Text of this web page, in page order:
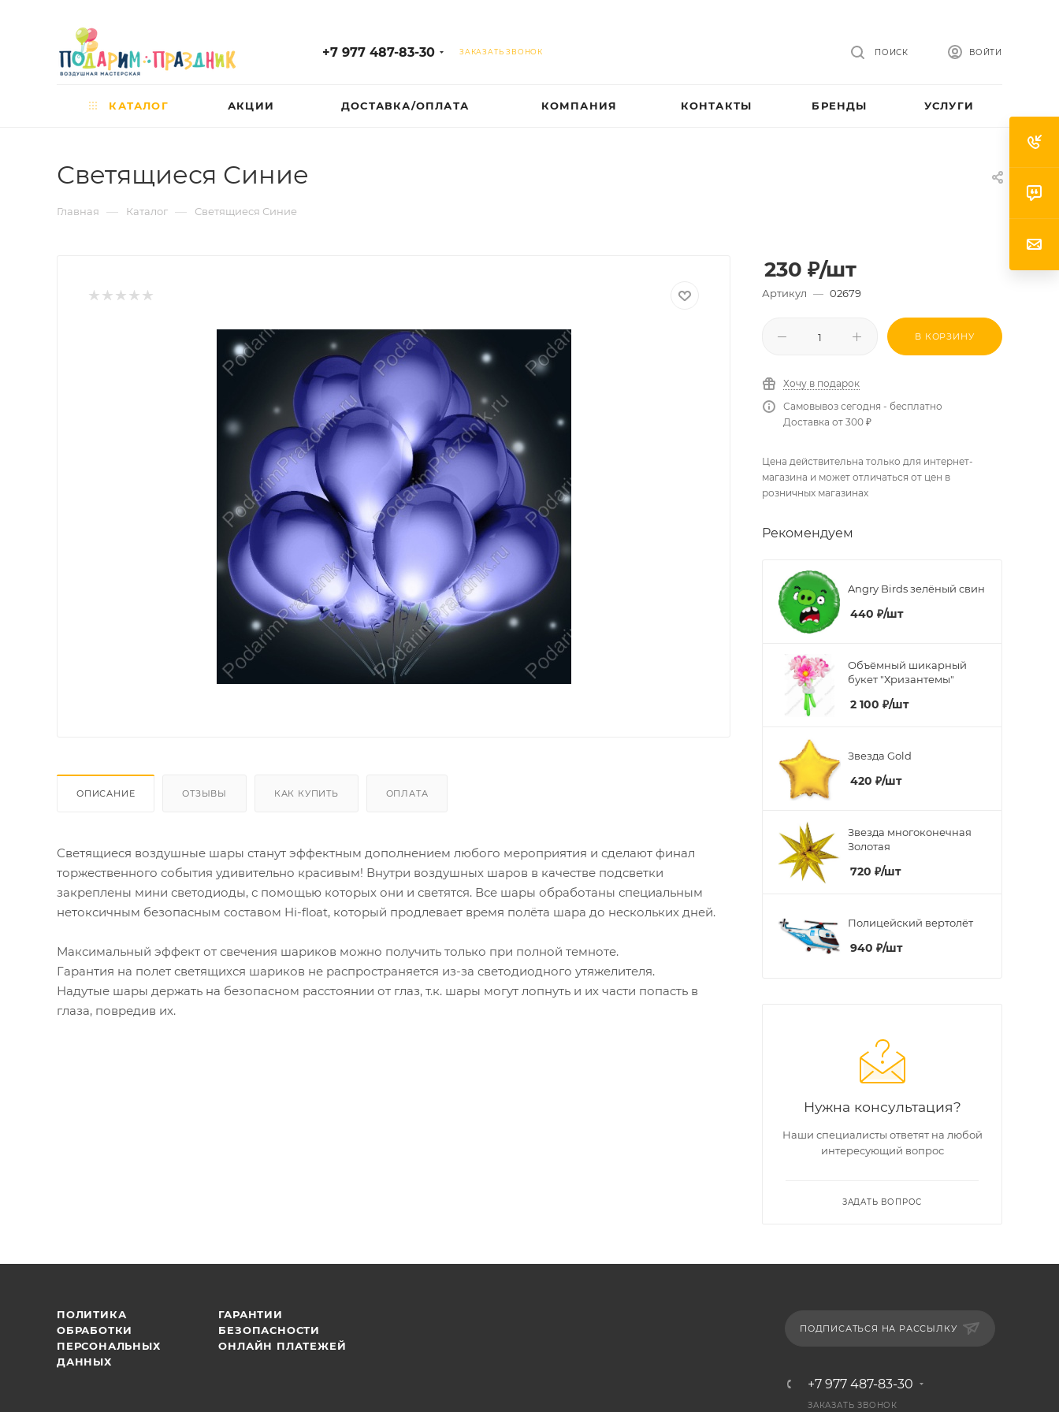
+7 977 487-83-30 ЗАКАЗАТЬ ЗВОНОК ВОЙТИ
ПОИСК
КАТАЛОГ АКЦИИ ДОСТАВКА/ОПЛАТА КОМПАНИЯ КОНТАКТЫ БРЕНДЫ УСЛУГИ
Светящиеся Синие
Главная — Каталог — Светящиеся Синие
ОПИСАНИЕ ОТЗЫВЫ КАК КУПИТЬ ОПЛАТА
Светящиеся воздушные шары станут эффектным дополнением любого мероприятия и сделают финал
торжественного события удивительно красивым! Внутри воздушных шаров в качестве подсветки
закреплены мини светодиоды, с помощью которых они и светятся. Все шары обработаны специальным
нетоксичным безопасным составом Hi-float, который продлевает время полёта шара до нескольких дней.
Максимальный эффект от свечения шариков можно получить только при полной темноте.
Гарантия на полет светящихся шариков не распространяется из-за светодиодного утяжелителя.
Надутые шары держать на безопасном расстоянии от глаз, т.к. шары могут лопнуть и их части попасть в
глаза, повредив их.
230 ₽/шт
Артикул — 02679
В КОРЗИНУ
Хочу в подарок
Самовывоз сегодня - бесплатно
Доставка от 300 ₽
Цена действительна только для интернет-
магазина и может отличаться от цен в
розничных магазинах
Рекомендуем
Angry Birds зелёный свин
440 ₽/шт
Объёмный шикарный
букет "Хризантемы"
2 100 ₽/шт
Звезда Gold
420 ₽/шт
Звезда многоконечная
Золотая
720 ₽/шт
Полицейский вертолёт
940 ₽/шт
Нужна консультация?
Наши специалисты ответят на любой
интересующий вопрос
ЗАДАТЬ ВОПРОС
ПОЛИТИКА
ОБРАБОТКИ
ПЕРСОНАЛЬНЫХ
ДАННЫХ
ГАРАНТИИ
БЕЗОПАСНОСТИ
ОНЛАЙН ПЛАТЕЖЕЙ
ПОДПИСАТЬСЯ НА РАССЫЛКУ
+7 977 487-83-30
ЗАКАЗАТЬ ЗВОНОК